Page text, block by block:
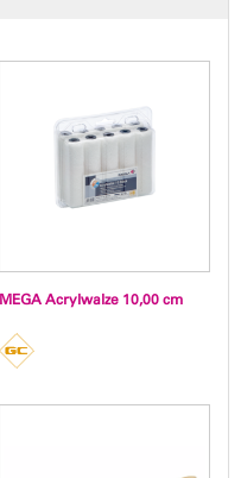
MEGA Acrylwalze 10,00 cm